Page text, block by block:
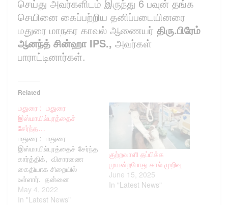
செய்து அவர்களிடம் இருந்து 6 பவுன் தங்க
செயினை கைப்பற்றிய தனிப்படையினரை
மதுரை மாநகர காவல் ஆணையர் திரு.பிரேம்
ஆனந்த் சின்ஹா IPS., அவர்கள்
பாராட்டினார்கள்.
Related
மதுரை : மதுரை
இஸ்மாயில்புரத்தைச்
சேர்ந்த…
மதுரை : மதுரை
இஸ்மாயில்புரத்தைச் சேர்ந்த
கார்த்திக், விசாரணை
கைதியாக சிறையில்
உள்ளார். தன்னை
உறவினர்கள், நண்பர்கள்
சந்திக்க வரவில்லை, என
May 4, 2022
In "Latest News"
குற்றவாளி தப்பிக்க
முயன்றபோது கால் முறிவு
June 15, 2025
In "Latest News"